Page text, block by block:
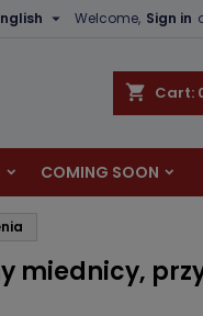
Welcome, Sign in

shopping_cart Cart:
COMING SOON
miednicy,